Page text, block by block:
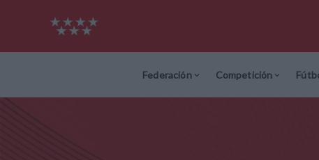
Federación Competición